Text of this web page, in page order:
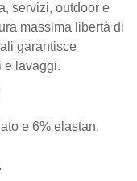
servizi, outdoor e
massima libertà di
garantisce
e lavaggi.
e 6% elastan.